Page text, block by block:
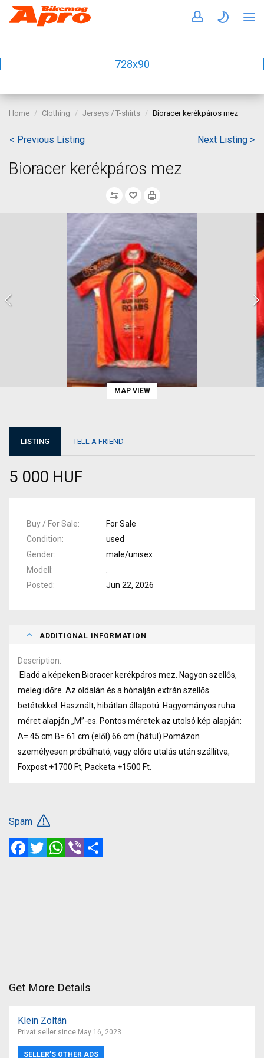
728x90
Home Clothing Jerseys / T-shirts Bioracer kerékpáros mez
< Previous Listing Next Listing >
Bioracer kerékpáros mez
MAP VIEW
LISTING TELL A FRIEND
5 000 HUF
Buy / For Sale
For Sale
Condition
used
Gender
male/unisex
Modell
Posted
Jun 22, 2026
ADDITIONAL INFORMATION
Description
Eladó a képeken Bioracer kerékpáros mez. Nagyon szellős,
meleg időre. Az oldalán és a hónalján extrán szellős
betétekkel. Használt, hibátlan állapotú. Hagyományos ruha
méret alapján „M”-es. Pontos méretek az utolsó kép alapján:
A= 45 cm B= 61 cm (elől) 66 cm (hátul) Pomázon
személyesen próbálható, vagy előre utalás után szállítva,
Foxpost +1700 Ft, Packeta +1500 Ft.
Spam
FacebookTwitterWhatsApp
Viber
Get More Details
Klein Zoltán
Privat seller since May 16, 2023
SELLER’S OTHER ADS